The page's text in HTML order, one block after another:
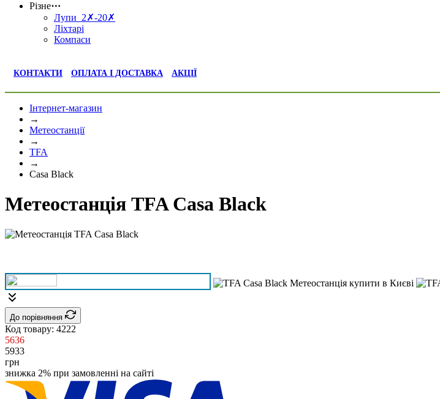
Різне⋯
Лупи 2✗-20✗
Ліхтарі
Компаси
КОНТАКТИ ОПЛАТА І ДОСТАВКА АКЦІЇ
Інтернет-магазин
→
Метеостанції
→
TFA
→
Casa Black
Метеостанція TFA Casa Black
До порівняння
Код товару: 4222
5636
5933
грн
знижка 2% при замовленні на сайті